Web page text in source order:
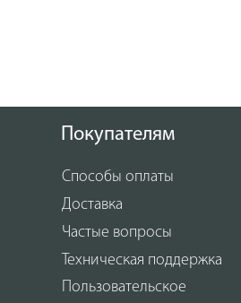
Покупателям
Способы оплаты
Доставка
Частые вопросы
Техническая поддержка
Пользовательское